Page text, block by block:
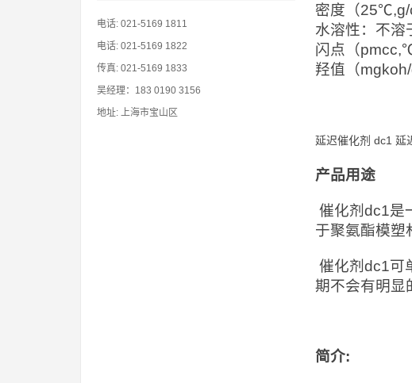
密度（25℃,g/
水溶性：不溶
闪点（
羟值（
延迟催化剂 dc1 延
产品用途
催化剂dc1是
于聚氨酯模塑
催化剂dc1可
期不会有明显
简介:
电话: 021-5169 1811
电话: 021-5169 1822
传真: 021-5169 1833
吴经理：183 0190 3156
地址: 上海市宝山区